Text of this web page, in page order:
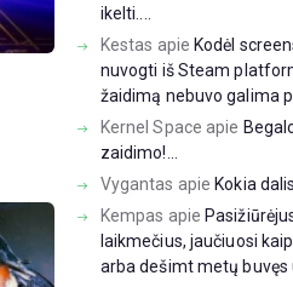
ikelti....
Kestas apie Kodėl
nuvogti iš Steam
žaidimą nebuvo galima
Kernel Space apie
zaidimo!...
Vygantas apie Kokia
Kempas apie
laikmečius, jaučiuosi
arba dešimt metų buvęs